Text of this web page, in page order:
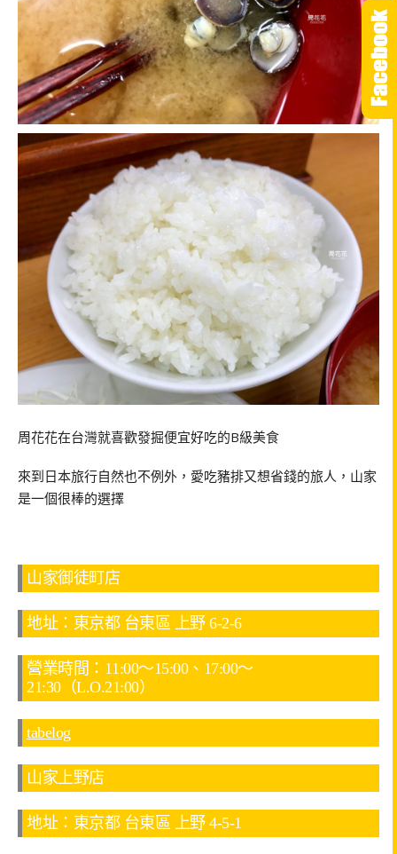
周花花在台灣就喜歡發掘便宜好吃的B級美食
來到日本旅行自然也不例外，愛吃豬排又想省錢的旅人，山家
是一個很棒的選擇
山家御徒町店
地址：東京都 台東區 上野 6-2-6
營業時間：11:00～15:00、17:00～
21:30（L.O.21:00）
tabelog
山家上野店
地址：東京都 台東區 上野 4-5-1